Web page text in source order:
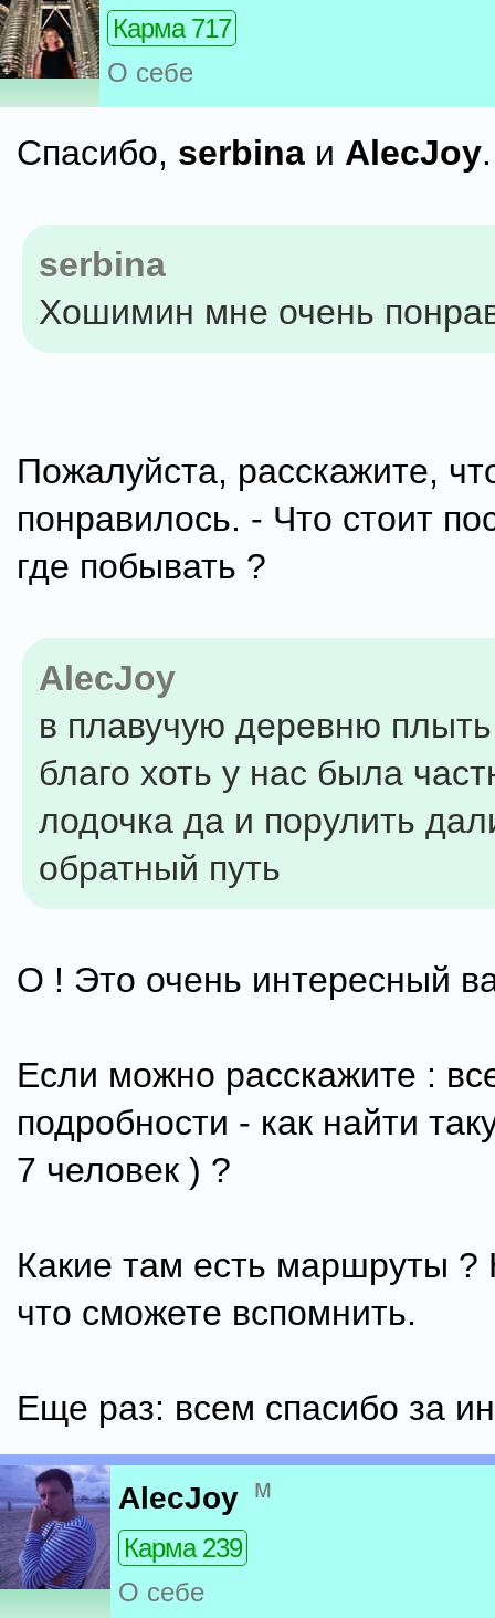
Карма 717
О себе
Спасибо, serbina и AlecJoy.
serbina
Хошимин мне очень
Пожалуйста, расскажите,
понравилось. - Что стоит
где побывать ?
AlecJoy
в плавучую деревню плыть
благо хоть у нас была
лодочка да и порулить
обратный путь
О ! Это очень интересный
Если можно расскажите :
подробности - как найти
7 человек ) ?
Какие там есть маршруты ?
что сможете вспомнить.
Еще раз: всем спасибо за
AlecJoy м
Карма 239
О себе